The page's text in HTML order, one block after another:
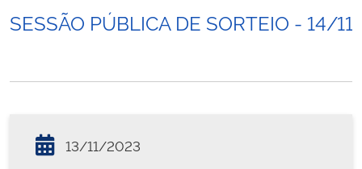
SESSÃO PÚBLICA DE SORTEIO - 14/
13/11/2023